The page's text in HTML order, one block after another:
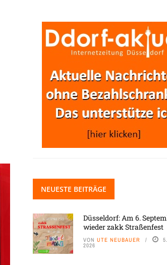
NEUESTE BEITRÄGE
Düsseldorf: Am 6.
wieder zakk Straßenfest
VON UTE NEUBAUER
2026